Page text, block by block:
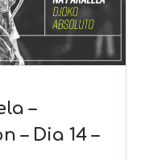
–
– Dia 14 –